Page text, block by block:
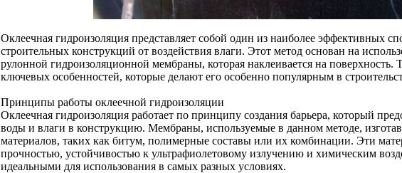
Оклеечная гидроизоляция представляет собой один из наиболее эффективных
строительных конструкций от воздействия влаги. Этот метод основан на
рулонной гидроизоляционной мембраны, которая наклеивается на поверхность.
ключевых особенностей, которые делают его особенно популярным в
Принципы работы оклеечной гидроизоляции
Оклеечная гидроизоляция работает по принципу создания барьера, который
воды и влаги в конструкцию. Мембраны, используемые в данном методе,
материалов, таких как битум, полимерные составы или их комбинации. Эти
прочностью, устойчивостью к ультрафиолетовому излучению и химическим
идеальными для использования в самых разных условиях.